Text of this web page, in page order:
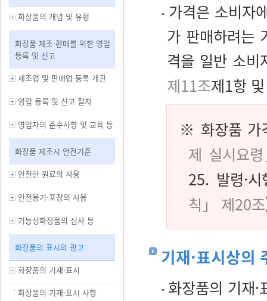
화장품의 개념 및 유형
화장품 제조·판매를 위한 영업
등록 및 신고
제조업 및 판매업 등록 개관
영업 등록 및 신고 절차
영업자의 준수사항 및 교육 등
화장품 제조시 안전기준
안전한 원료의 사용
안전용기·포장의 사용
기능성화장품의 심사 등
화장품의 표시와 광고
화장품의 기재·표시
화장품의 기재·표시 사항
가격은 소비자
가 판매하려는
격을 일반 소비
제11조제1항
※ 화장품 가
제 실시요령
25. 발령·
칙」 제20조
기재·표시상의
화장품의 기재·